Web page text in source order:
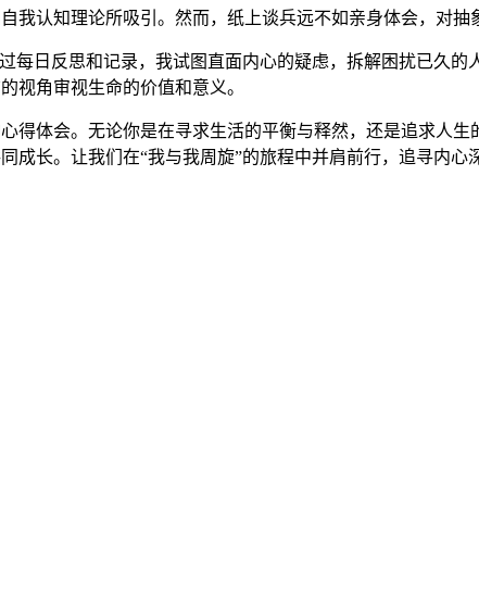
我认知理论所吸引。然而，纸上谈兵远不如亲身体会，对抽
每日反思和记录，我试图直面内心的疑虑，拆解困扰已久
视角审视生命的价值和意义。
得体会。无论你是在寻求生活的平衡与释然，还是追求人生
长。让我们在“我与我周旋”的旅程中并肩前行，追寻内心